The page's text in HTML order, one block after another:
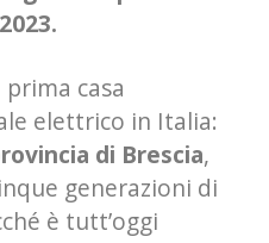
casa
elettrico in Italia:
di Brescia,
generazioni di
è tutt’oggi